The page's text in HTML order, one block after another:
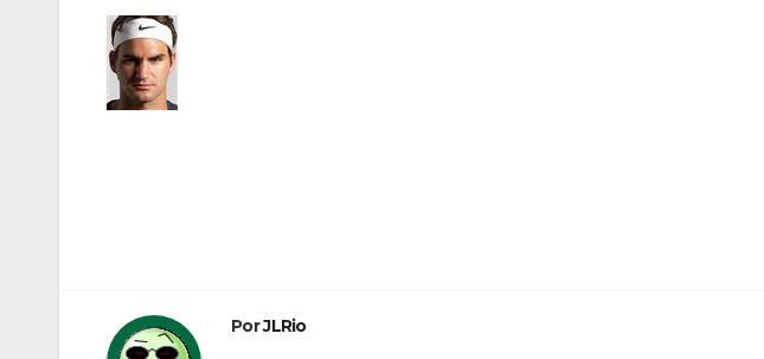
entradas
PorJLRio